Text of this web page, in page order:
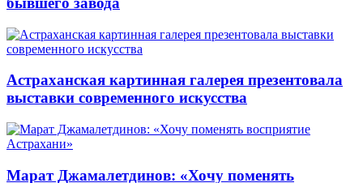
Астраханская картинная галерея презентовала
выставки современного искусства
Марат Джамалетдинов: «Хочу поменять